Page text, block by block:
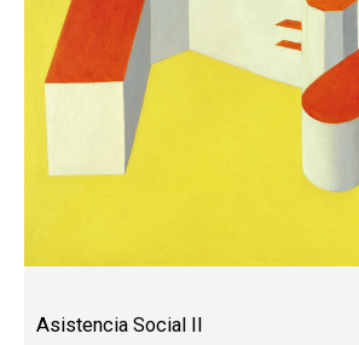
Asistencia Social II